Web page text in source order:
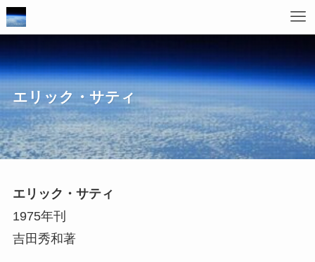
エリック・サティ
エリック・サティ
1975年刊
吉田秀和著